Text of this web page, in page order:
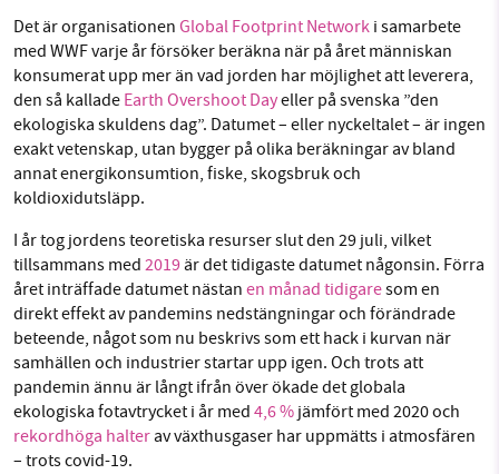
Det är organisationen Global Footprint Network i samarbete
med WWF varje år försöker beräkna när på året människan
konsumerat upp mer än vad jorden har möjlighet att leverera,
den så kallade Earth Overshoot Dayeller på svenska ”den
ekologiska skuldens dag”. Datumet – eller nyckeltalet – är ingen
exakt vetenskap, utan bygger på olika beräkningar av bland
annat energikonsumtion, fiske, skogsbruk och
koldioxidutsläpp.
I år tog jordens teoretiska resurser slut den 29 juli, vilket
tillsammans med 2019är det tidigaste datumet någonsin. Förra
året inträffade datumet nästan en månad tidigaresom en
direkt effekt av pandemins nedstängningar och förändrade
beteende, något som nu beskrivs som ett hack i kurvan när
samhällen och industrier startar upp igen. Och trots att
pandemin ännu är långt ifrån över ökade det globala
ekologiska fotavtrycket i år med 4,6 % jämfört med 2020 och
rekordhöga halterav växthusgaser har uppmätts i atmosfären
– trots covid-19.
nyhetsbevakning och granskningar. Nu vill vi
utveckla vårt arbete – och vi hoppas att du
vill hjälpa oss.
Stötta vårt arbete genom att swisha en slant till
1231368703
Läs vad vi vill göra